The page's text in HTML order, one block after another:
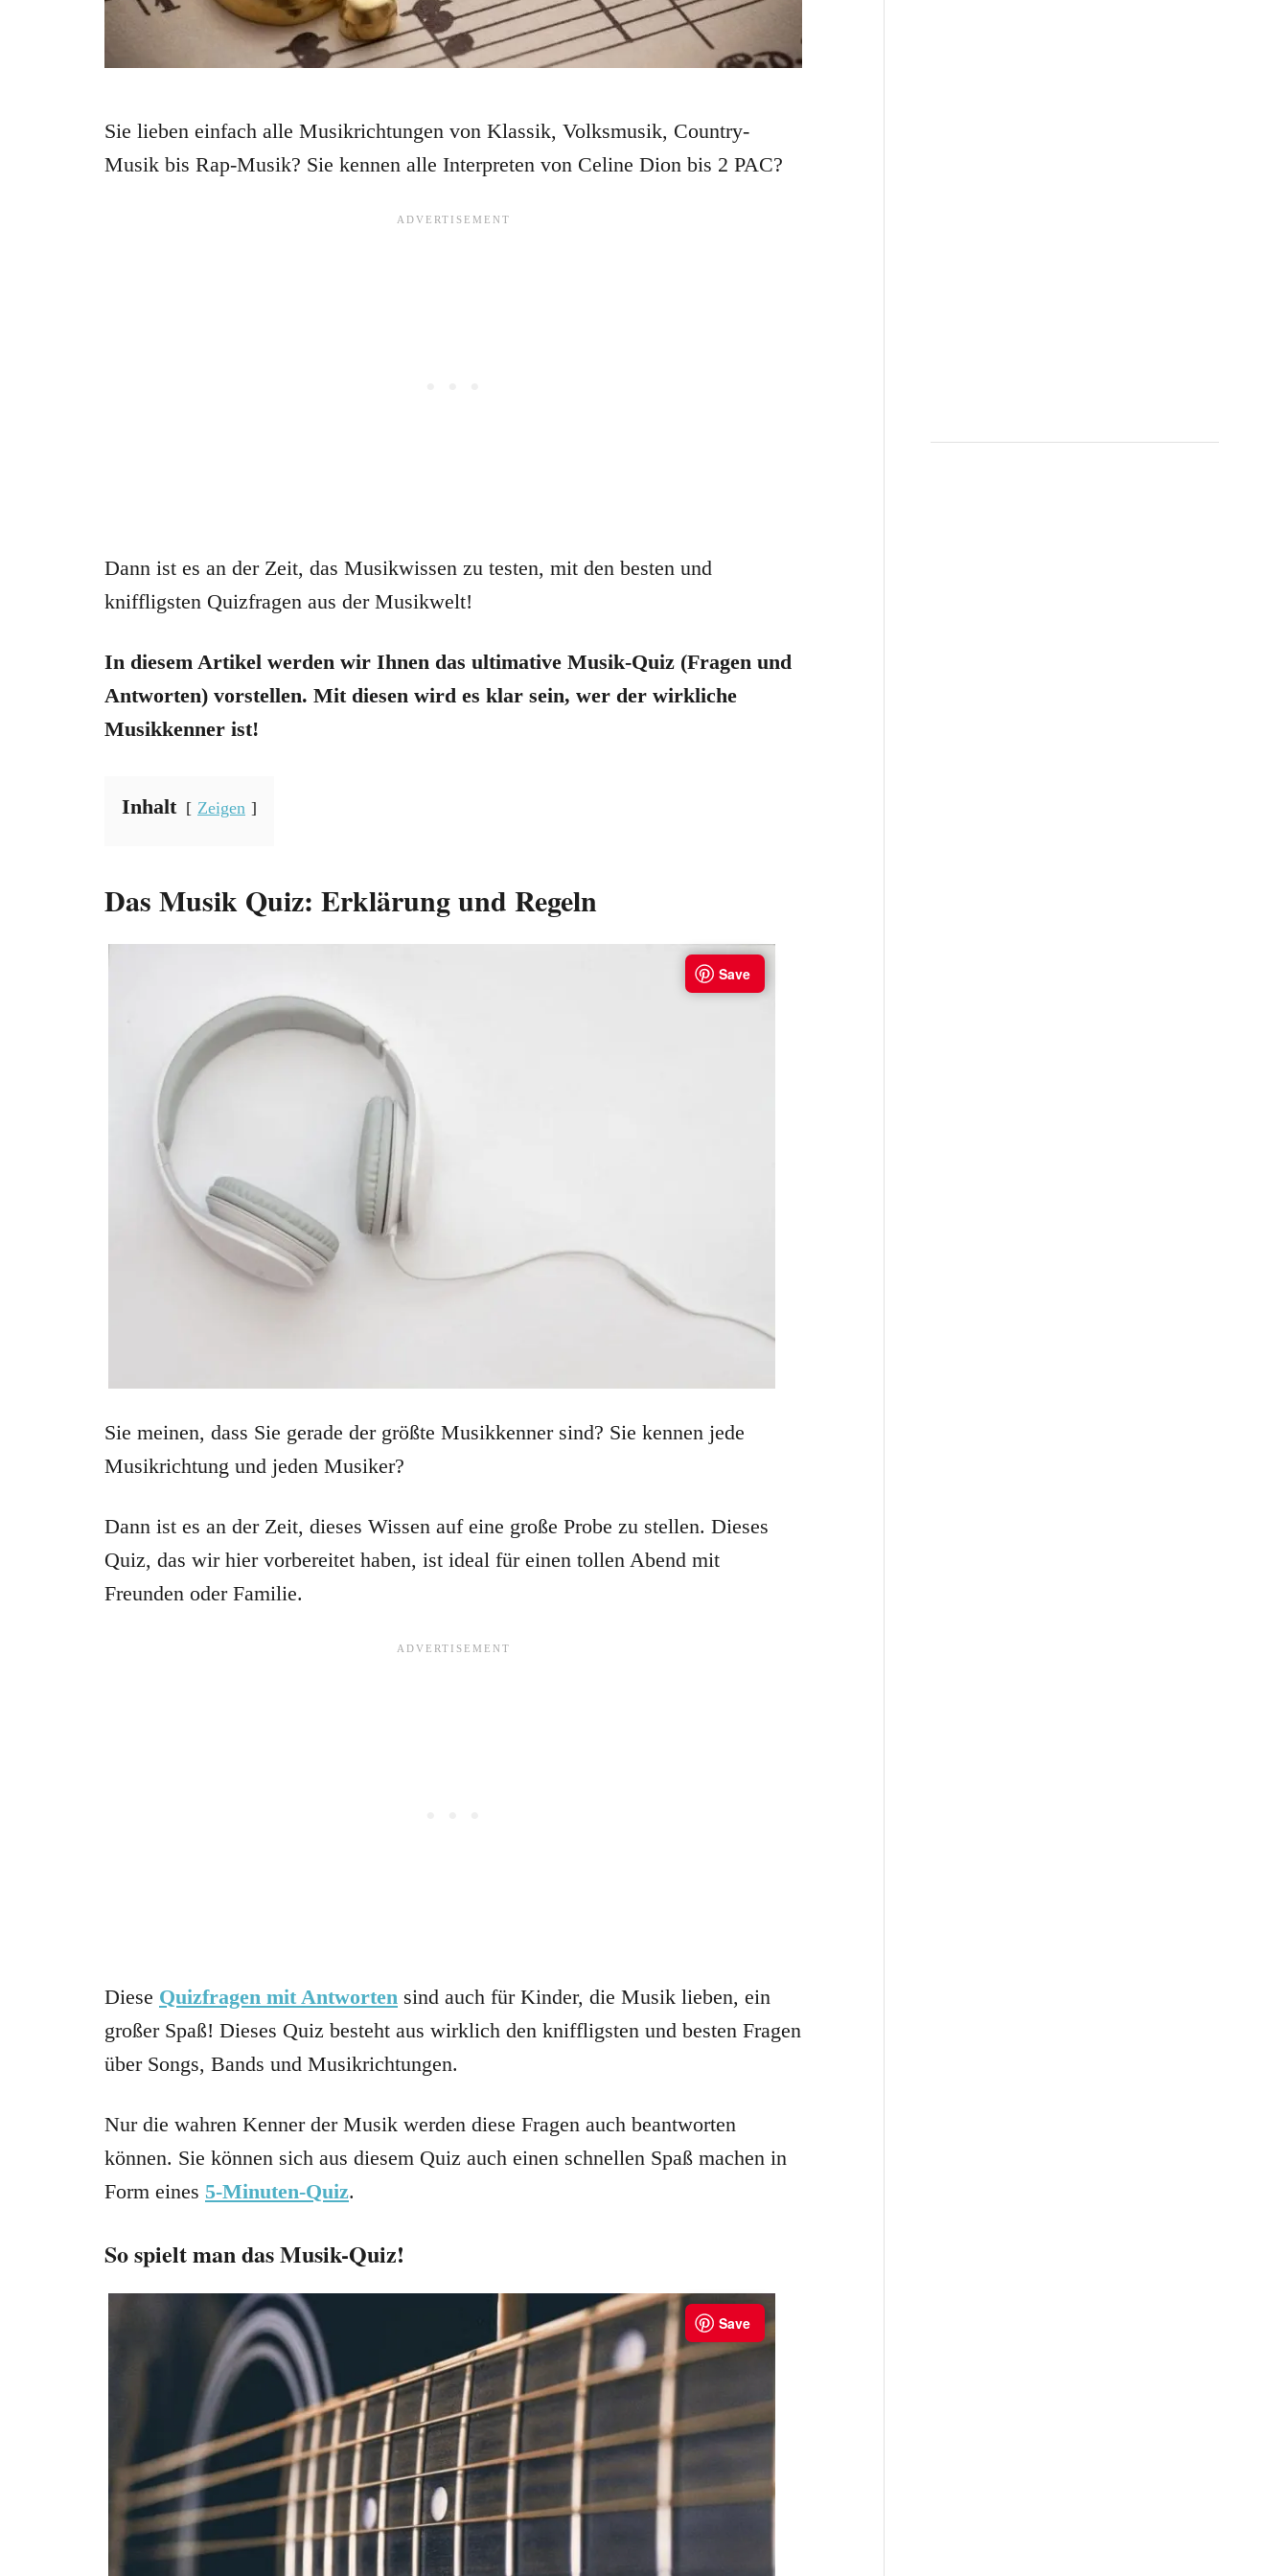
Sie lieben einfach alle Musikrichtungen von Klassik, Volksmusik, Country-
Musik bis Rap-Musik? Sie kennen alle Interpreten von Celine Dion bis 2 PAC?
Dann ist es an der Zeit, das Musikwissen zu testen, mit den besten und
kniffligsten Quizfragen aus der Musikwelt!
In diesem Artikel werden wir Ihnen das ultimative Musik-Quiz (Fragen und
Antworten) vorstellen. Mit diesen wird es klar sein, wer der wirkliche
Musikkenner ist!
Inhalt Zeigen
Das Musik Quiz: Erklärung und Regeln
Sie meinen, dass Sie gerade der größte Musikkenner sind? Sie kennen jede
Musikrichtung und jeden Musiker?
Dann ist es an der Zeit, dieses Wissen auf eine große Probe zu stellen. Dieses
Quiz, das wir hier vorbereitet haben, ist ideal für einen tollen Abend mit
Freunden oder Familie.
Diese Quizfragen mit Antworten sind auch für Kinder, die Musik lieben, ein
großer Spaß! Dieses Quiz besteht aus wirklich den kniffligsten und besten Fragen
über Songs, Bands und Musikrichtungen.
Nur die wahren Kenner der Musik werden diese Fragen auch beantworten
können. Sie können sich aus diesem Quiz auch einen schnellen Spaß machen in
Form eines 5-Minuten-Quiz.
So spielt man das Musik-Quiz!